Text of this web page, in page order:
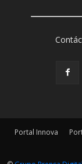
Portal Innova